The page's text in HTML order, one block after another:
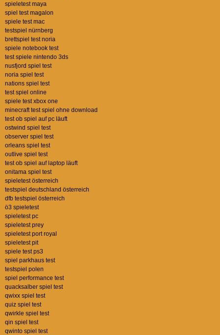
spieletest maya
spiel test magalon
spiele test mac
testspiel nürnberg
brettspiel test noria
spiele notebook test
test spiele nintendo 3ds
nusfjord spiel test
noria spiel test
nations spiel test
test spiel online
spiele test xbox one
minecraft test spiel ohne download
test ob spiel auf pc läuft
ostwind spiel test
observer spiel test
orleans spiel test
outlive spiel test
test ob spiel auf laptop läuft
onitama spiel test
spieletest österreich
testspiel deutschland österreich
dfb testspiel österreich
ö3 spieletest
spieletest pc
spieletest prey
spieletest port royal
spieletest pit
spiele test ps3
spiel parkhaus test
testspiel polen
spiel performance test
quacksalber spiel test
qwixx spiel test
quiz spiel test
qwirkle spiel test
qin spiel test
qwinto spiel test